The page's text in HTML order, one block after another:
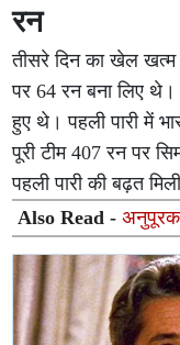
रन
तीसरे दिन का खेल खत्म
पर 64 रन बना लिए
हुए थे। पहली पारी में
पूरी टीम 407 रन पर
पहली पारी की बढ़त
Also Read -अनुपूरक
रुपये, किसानों को